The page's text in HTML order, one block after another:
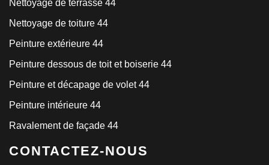
Nettoyage de terrasse 44
Nettoyage de toiture 44
Peinture extérieure 44
Peinture dessous de toit et boiserie 44
Peinture et décapage de volet 44
Peinture intérieure 44
Ravalement de façade 44
CONTACTEZ-NOUS